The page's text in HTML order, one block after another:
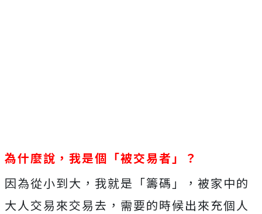
為什麼說，我是個「被交易者」？
因為從小到大，我就是「籌碼」，被家中的
大人交易來交易去，需要的時候出來充個人